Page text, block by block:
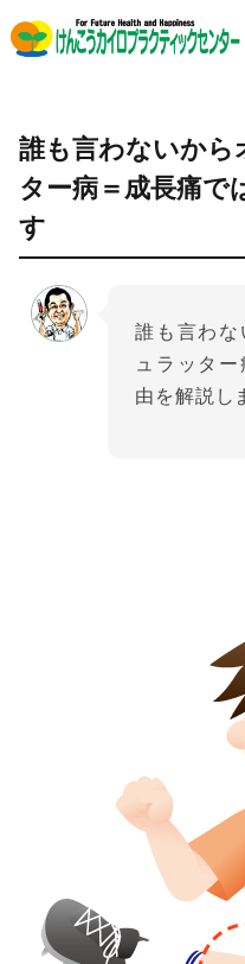
誰も言わないからオスグッド・シュラッタ
誰も言わないから
ター病＝成長痛で
す
誰も言わな
ュラッタ
由を解説し